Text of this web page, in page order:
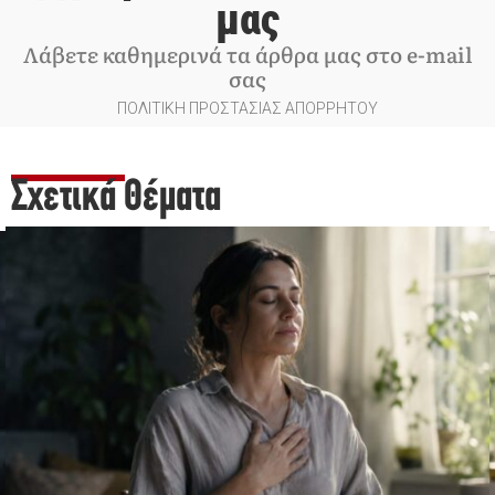
μας
Λάβετε καθημερινά τα άρθρα μας στο e-mail
σας
ΠΟΛΙΤΙΚΗ ΠΡΟΣΤΑΣΙΑΣ ΑΠΟΡΡΗΤΟΥ
Σχετικά Θέματα